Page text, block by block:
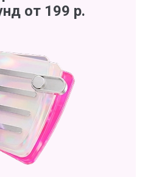
от 199 р.